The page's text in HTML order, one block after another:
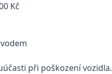
Kč
při poškození vozidla.